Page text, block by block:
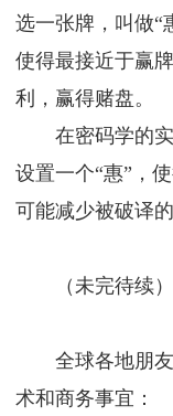
选一张牌，叫做“
使得最接近于赢
利，赢得赌盘。
在密码学的
设置一个“惠”，
可能减少被破译的
（未完待续）
全球各地朋
术和商务事宜：